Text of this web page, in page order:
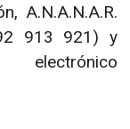
A.N.A.N.A.R.
913 921) y